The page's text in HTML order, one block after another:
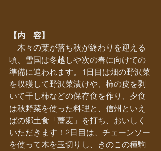
【内　容】
木々の葉が落ち秋が終わりを迎える
頃、雪国は冬越しや次の春に向けての
準備に追われます。1日目は畑の野沢菜
を収穫して野沢菜漬けや、柿の皮を剥
いて干し柿などの保存食を作り、夕食
は秋野菜を使った料理と、信州といえ
ばの郷土食「蕎麦」を打ち、おいしく
いただきます！2日目は、チェーンソー
を使って木を玉切りし、きのこの種駒